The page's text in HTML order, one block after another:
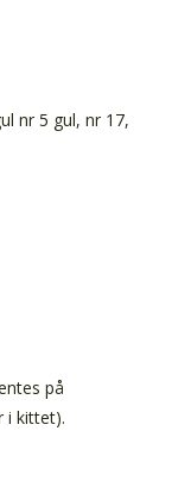
nr 5 gul, nr 17,
på
i kittet).